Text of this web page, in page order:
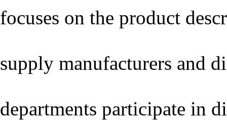
focuses on the product
supply manufacturers and
departments participate in